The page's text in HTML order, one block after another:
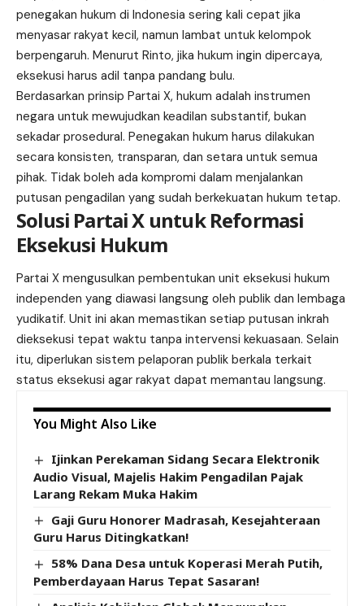
penegakan hukum di Indonesia sering kali cepat jika
menyasar rakyat kecil, namun lambat untuk kelompok
berpengaruh. Menurut Rinto, jika hukum ingin dipercaya,
eksekusi harus adil tanpa pandang bulu.
Berdasarkan prinsip Partai X, hukum adalah instrumen
negara untuk mewujudkan keadilan substantif, bukan
sekadar prosedural. Penegakan hukum harus dilakukan
secara konsisten, transparan, dan setara untuk semua
pihak. Tidak boleh ada kompromi dalam menjalankan
putusan pengadilan yang sudah berkekuatan hukum tetap.
Solusi Partai X untuk Reformasi
Eksekusi Hukum
Partai X mengusulkan pembentukan unit eksekusi hukum
independen yang diawasi langsung oleh publik dan lembaga
yudikatif. Unit ini akan memastikan setiap putusan inkrah
dieksekusi tepat waktu tanpa intervensi kekuasaan. Selain
itu, diperlukan sistem pelaporan publik berkala terkait
status eksekusi agar rakyat dapat memantau langsung.
You Might Also Like
Ijinkan Perekaman Sidang Secara Elektronik
Audio Visual, Majelis Hakim Pengadilan Pajak
Larang Rekam Muka Hakim
Gaji Guru Honorer Madrasah, Kesejahteraan
Guru Harus Ditingkatkan!
58% Dana Desa untuk Koperasi Merah Putih,
Pemberdayaan Harus Tepat Sasaran!